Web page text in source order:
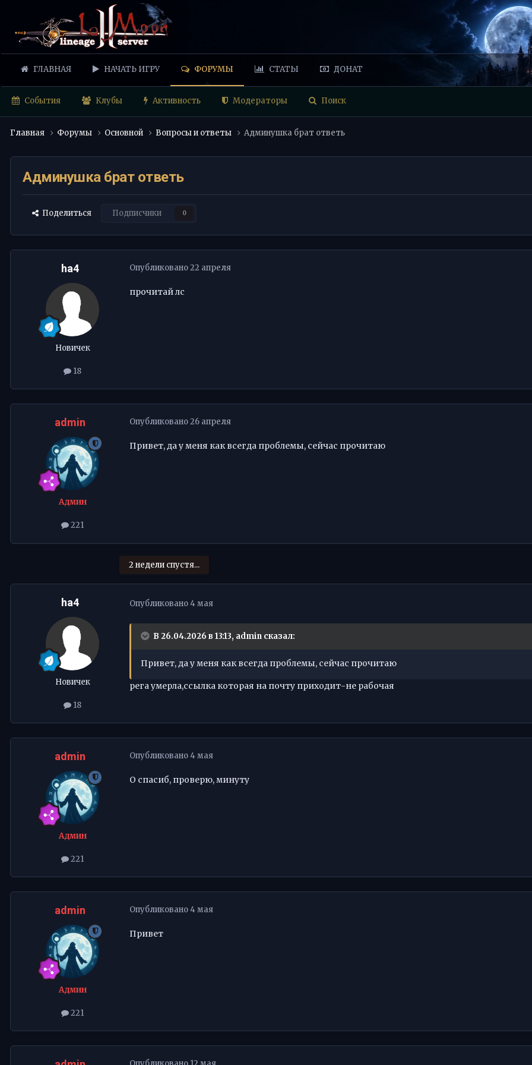
ГЛАВНАЯ НАЧАТЬ ИГРУ ФОРУМЫ
События Клубы Активность Модераторы Поиск
СТАТЫ ДОНАТ
Главная Форумы Основной Вопросы и ответы Админушка брат ответь
Админушка брат ответь
Поделиться Подписчики 0
ha4
Новичек
18
Опубликовано22 апреля
прочитай лс
admin
Админ
221
Опубликовано26 апреля
Привет, да у меня как всегда проблемы, сейчас прочитаю
2 недели спустя...
ha4
Новичек
18
Опубликовано4 мая
В 26.04.2026 в 13:13, admin сказал:
Привет, да у меня как всегда проблемы, сейчас прочитаю
рега умерла,ссылка которая на почту приходит-не рабочая
admin
Админ
221
Опубликовано4 мая
О спасиб, проверю, минуту
admin
Админ
221
Опубликовано4 мая
Привет